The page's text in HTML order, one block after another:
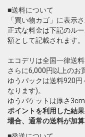
■送料について
「買い物カゴ」に表示
正式な料金は下記のル
額として記載されます。
エコデリは全国一律送
さらに6,000円以上のお
ゆうパックは送料920
なります)。
ゆうパケットは厚さ
ポイントを利用した結
場合、通常の送料が加算